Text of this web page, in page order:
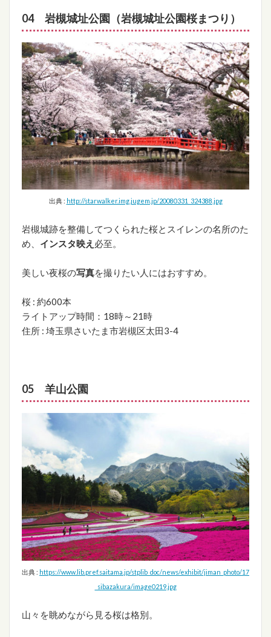
04 岩槻城址公園（岩槻城址公園桜まつり）
出典 : http://starwalker.img.jugem.jp/20080331_324388.jpg
岩槻城跡を整備してつくられた桜とスイレンの名所のた
め、 インスタ映え 必至。
美しい夜桜の写真を撮りたい人にはおすすめ。
桜 : 約600本
ライトアップ時間：18時～21時
住所 : 埼玉県さいたま市岩槻区太田3-4
05 羊山公園
出典 : https://www.lib.pref.saitama.jp/stplib_doc/news/exhibit/jiman_photo/17
_sibazakura/image0219.jpg
山々を眺めながら見る桜は格別。